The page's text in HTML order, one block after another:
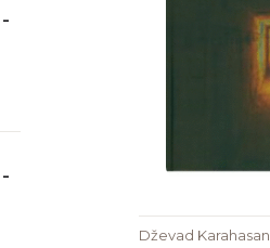
-
-
Dževad Karahasan